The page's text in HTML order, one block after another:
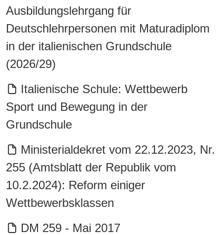
Ausbildungslehrgang für
Deutschlehrpersonen mit Maturadiplom
in der italienischen Grundschule
(2026/29)
Italienische Schule: Wettbewerb
Sport und Bewegung in der
Grundschule
Ministerialdekret vom 22.12.2023, Nr.
255 (Amtsblatt der Republik vom
10.2.2024): Reform einiger
Wettbewerbsklassen
DM 259 - Mai 2017